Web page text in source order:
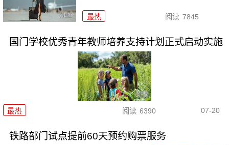
最热 阅读 7845
国门学校优秀青年教师培养支持计划正式启动实施
最热 阅读 6390 07-20
铁路部门试点提前60天预约购票服务